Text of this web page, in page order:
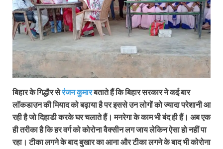
बिहार के गिद्धौर सेरंजन कुमारबताते हैं कि बिहार सरकार ने कई बार
लॉकडाउन की मियाद को बढ़ाया है पर इससे उन लोगों को ज्यादा परेशानी आ
रही है जो दिहाडी करके घर चलाते हैं। मनरेगा के काम भी बंद ही हैं। अब एक
ही तरीका है कि हर वर्ग को कोरोना वैक्सीन लग जाय लेकिन ऐसा हो नहीं पा
रहा। टीका लगने के बाद बुखार का आना और टीका लगने के बाद भी कोरोना